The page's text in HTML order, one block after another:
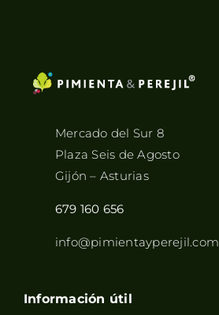
Mercado del Sur 8
Plaza Seis de Agosto
Gijón – Asturias
679 160 656
info@pimientayperejil.com
Información útil